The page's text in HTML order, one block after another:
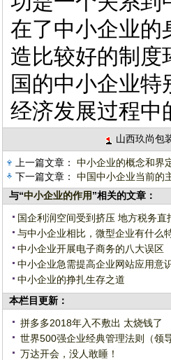
在了中小企业的
造比较好的制度
国的中小企业
经济发展过程中
山西玖尚包
上一篇文章： 中小企业的概念和界
下一篇文章： 中国中小企业当前的
与“中小企业的作用”相关的文章：
国企利润空间受到挤压 地方税务直
与中小企业相比，微型企业有什么
中小企业开展电子商务的八大误区
中小企业急需提高企业网站应用意
中小企业的挣扎生存之道
本栏目更新：
拼多多2018年入不敷出 太烧钱了
世界500强企业经典管理法则（领
万达开会，没人敢睡！